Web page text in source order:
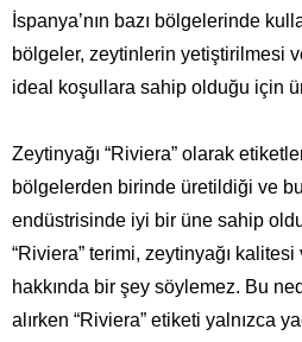
İspanya’nın bazı bölgelerinde
bölgeler, zeytinlerin yetiştirilmesi
ideal koşullara sahip olduğu için
Zeytinyağı “Riviera” olarak
bölgelerden birinde üretildiği ve
endüstrisinde iyi bir üne sahip
“Riviera” terimi, zeytinyağı
hakkında bir şey söylemez. Bu
alırken “Riviera” etiketi yalnızca